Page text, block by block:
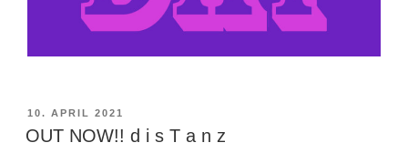
VERÖFFENTLICHT
AM
10. APRIL 2021
OUT NOW!! d i s T a n z